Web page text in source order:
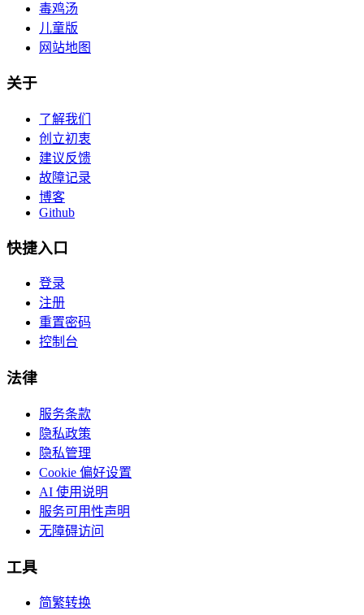
毒鸡汤
儿童版
网站地图
关于
了解我们
创立初衷
建议反馈
故障记录
博客
Github
快捷入口
登录
注册
重置密码
控制台
法律
服务条款
隐私政策
隐私管理
Cookie 偏好设置
AI 使用说明
服务可用性声明
无障碍访问
工具
简繁转换